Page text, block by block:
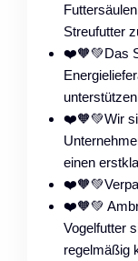
Streufutter
❤️🧡💚Das
❤️🧡💚Wir
einen
❤️🧡💚
Vogelfutter
regelmäßig